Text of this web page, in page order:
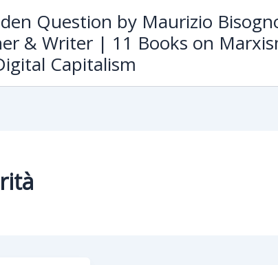
Question by Maurizio
& Writer | 11 Books on
Capitalism